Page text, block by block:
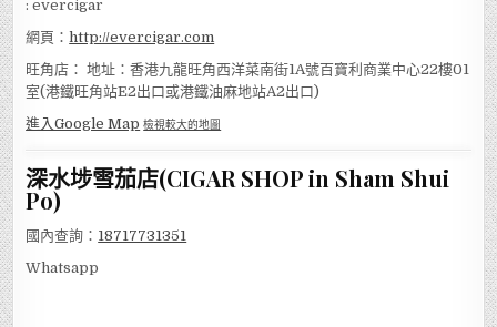
: evercigar
網頁：http://evercigar.com
旺角店： 地址：香港九龍旺角西洋菜南街1A號百寶利商業中心22樓01
室(港鐵旺角站E2出口或港鐵油麻地站A2出口)
進入Google Map 檢視較大的地圖
深水埗雪茄店(CIGAR SHOP in Sham Shui
Po)
國內查詢： 18717731351
Whatsapp